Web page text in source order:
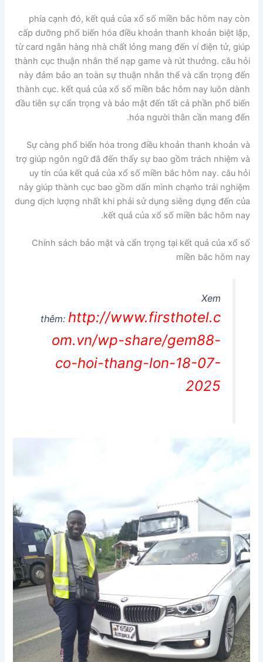
phía cạnh đó, kết quả của xổ số miền bắc hôm nay còn
cấp dưỡng phổ biến hóa điều khoản thanh khoản biệt lập,
từ card ngân hàng nhà chất lỏng mang đến ví điện tử, giúp
thành cục thuận nhân thể nạp game và rút thưởng. câu hỏi
này đảm bảo an toàn sự thuận nhân thể và cẩn trọng đến
thành cục. kết quả của xổ số miền bắc hôm nay luôn dành
đầu tiên sự cẩn trọng và bảo mật đến tất cả phần phổ biến
hóa người thân cần mang đến.
Sự càng phổ biến hóa trong điều khoản thanh khoản và
trợ giúp ngôn ngữ đã đến thấy sự bao gồm trách nhiệm và
uy tín của kết quả của xổ số miền bắc hôm nay. câu hỏi
này giúp thành cục bao gồm dấn mình chạm̀o trải nghiệm
dung dịch lượng nhất khi phải sử dụng siêng dụng đến của
kết quả của xổ số miền bắc hôm nay.
Chính sách bảo mật và cẩn trọng tại kết quả của xổ số
miền bắc hôm nay
Xem
thêm: http://www.firsthotel.c
om.vn/wp-share/gem88-
co-hoi-thang-lon-18-07-
2025